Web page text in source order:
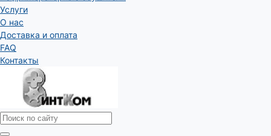
Услуги
О нас
Доставка и оплата
FAQ
Контакты